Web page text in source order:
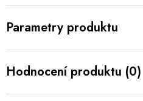
Parametry produktu
Hodnocení produktu (0)